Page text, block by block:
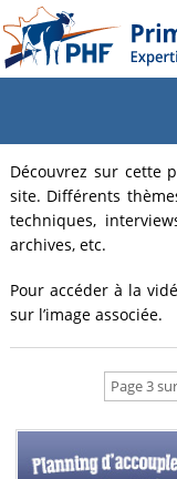
Découvrez sur cette
site. Différents
techniques,
archives, etc.
Pour accéder à la
sur l’image associée.
Page 3